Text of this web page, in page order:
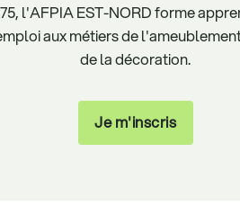
l'AFPIA EST-NORD forme
aux métiers de
de la décoration.
Je m'inscris